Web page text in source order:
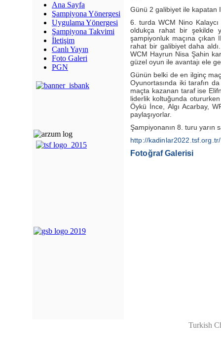
Ana Sayfa
Şampiyona Yönergesi
Uygulama Yönergesi
Şampiyona Takvimi
İletişim
Canlı Yayın
Foto Galeri
PGN
Günü 2 galibiyet ile kapatan
6. turda WCM Nino
oldukça rahat bir şekilde
şampiyonluk maçına çıkan
rahat bir galibiyet daha
WCM Hayrun Nisa Şahin
güzel oyun ile avantajı ele
Günün belki de en ilginç
Oyunortasında iki tarafın
maçta kazanan taraf ise
liderlik koltuğunda
Öykü İnce, Algı Acarbay,
paylaşıyorlar.
Şampiyonanın 8. turu yarın
http://kadinlar2022.tsf.org.tr/
Fotoğraf Galerisi
Turkish